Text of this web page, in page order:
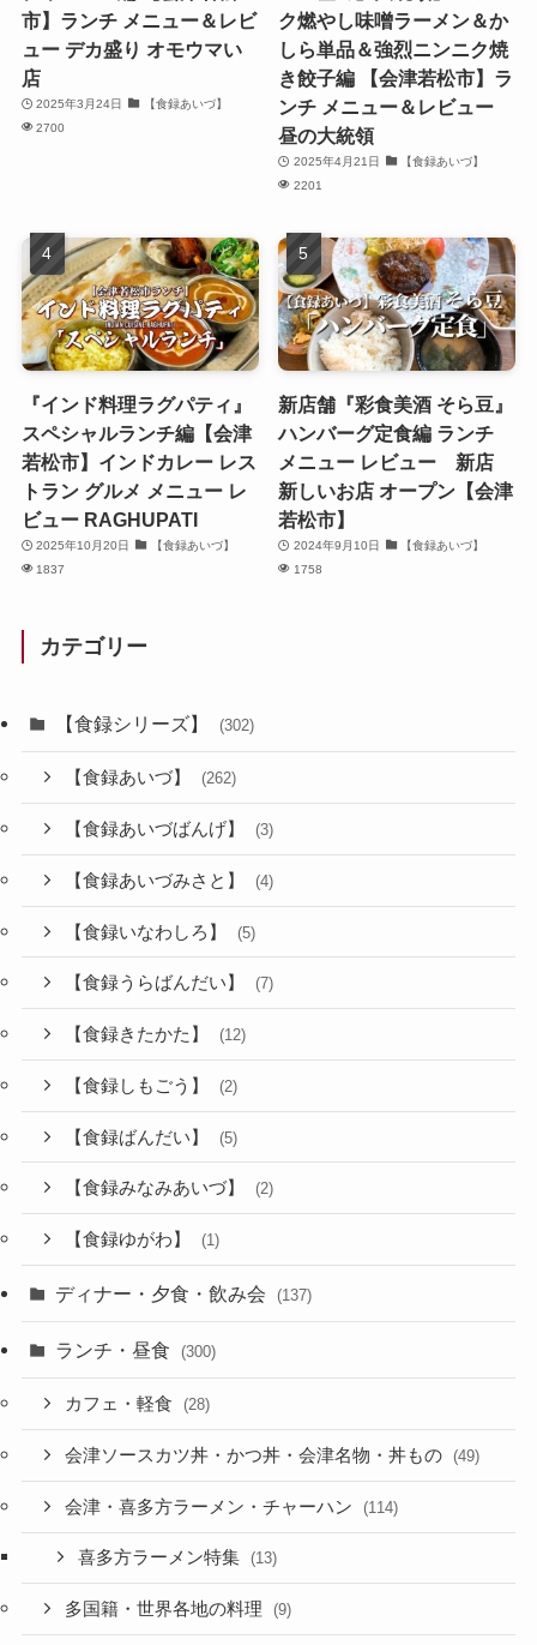
市】ランチ メニュー＆レビ
ュー デカ盛り オモウマい
店
2025年3月24日
【食録あいづ】
2700
ク燃やし味噌ラーメン＆か
しら単品＆強烈ニンニク焼
き餃子編 【会津若松市】ラ
ンチ メニュー＆レビュー
昼の大統領
2025年4月21日
【食録あいづ】
2201
『インド料理ラグパティ』
スペシャルランチ編【会津
若松市】インドカレー レス
トラン グルメ メニュー レ
ビュー RAGHUPATI
2025年10月20日
【食録あいづ】
1837
新店舗『彩食美酒 そら豆』
ハンバーグ定食編 ランチ
メニュー レビュー 新店
新しいお店 オープン【会津
若松市】
2024年9月10日
【食録あいづ】
1758
カテゴリー
【食録シリーズ】 (302)
【食録あいづ】 (262)
【食録あいづばんげ】 (3)
【食録あいづみさと】 (4)
【食録いなわしろ】 (5)
【食録うらばんだい】 (7)
【食録きたかた】 (12)
【食録しもごう】 (2)
【食録ばんだい】 (5)
【食録みなみあいづ】 (2)
【食録ゆがわ】 (1)
ディナー・夕食・飲み会 (137)
ランチ・昼食 (300)
カフェ・軽食 (28)
会津ソースカツ丼・かつ丼・会津名物・丼もの (49)
会津・喜多方ラーメン・チャーハン (114)
喜多方ラーメン特集 (13)
多国籍・世界各地の料理 (9)